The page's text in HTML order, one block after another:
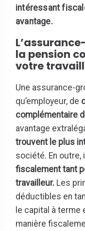
intéressant
avantage.
la pension
votre
Une assurance-
qu’employeur, de
complémentaire
avantage
trouvent le plus
société. En outre,
fiscalement tant
travailleur. Les
déductibles en
le capital à
manière